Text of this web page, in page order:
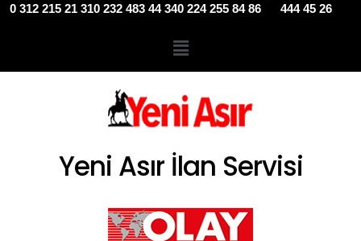
0 312 215 21 310 232 483 44 340 224 255 84 86 444 45 26
Yeni Asır İlan Servisi